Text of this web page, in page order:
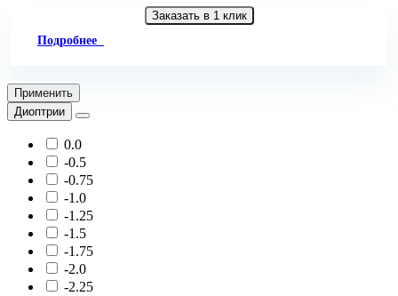
Заказать в 1 клик
Подробнее
Применить
Диоптрии
0.0
-0.5
-0.75
-1.0
-1.25
-1.5
-1.75
-2.0
-2.25